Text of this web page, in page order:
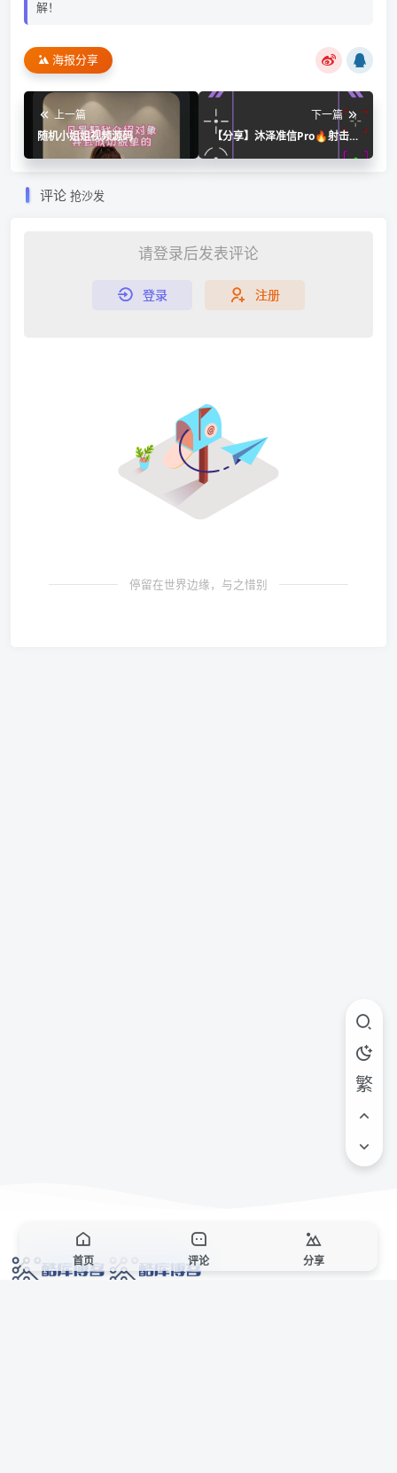
解！
海报分享
上一篇
随机小姐姐视频源码
下一篇
【分享】沐泽准信Pro🔥射击游
戏必备🔥锻炼反应力和急停🔥
评论 抢沙发
请登录后发表评论
登录 注册
停留在世界边缘，与之惜别
繁
首页 评论 分享